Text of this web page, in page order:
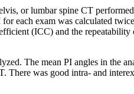
or lumbar spine CT
each exam was calculated
(ICC) and the
The mean PI angles in the
There was good intra- and